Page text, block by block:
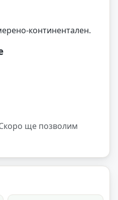
континентален.
ще позволим